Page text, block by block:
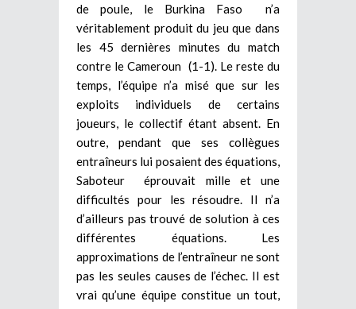
de poule, le Burkina Faso n’a
véritablement produit du jeu que dans
les 45 dernières minutes du match
contre le Cameroun (1-1). Le reste du
temps, l’équipe n’a misé que sur les
exploits individuels de certains
joueurs, le collectif étant absent. En
outre, pendant que ses collègues
entraîneurs lui posaient des équations,
Saboteur éprouvait mille et une
difficultés pour les résoudre. Il n’a
d’ailleurs pas trouvé de solution à ces
différentes équations. Les
approximations de l’entraîneur ne sont
pas les seules causes de l’échec. Il est
vrai qu’une équipe constitue un tout,